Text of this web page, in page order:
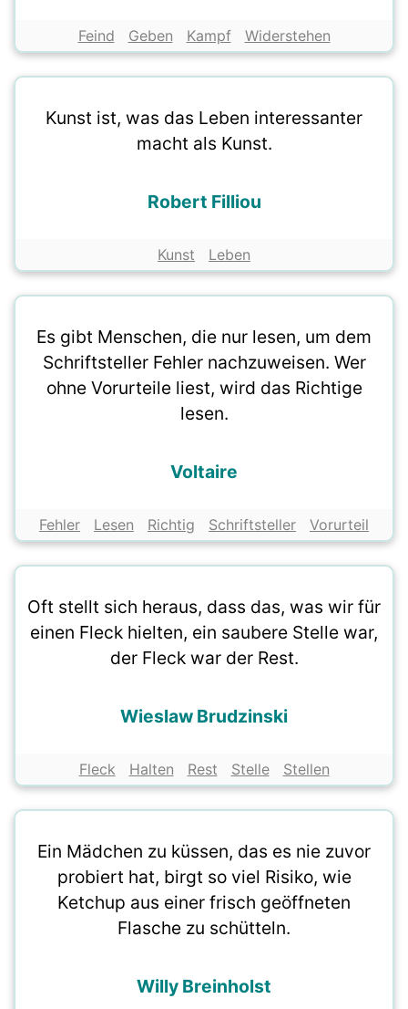
Feind Geben Kampf Widerstehen
Kunst ist, was das Leben interessanter
macht als Kunst.
Robert Filliou
Kunst Leben
Es gibt Menschen, die nur lesen, um dem
Schriftsteller Fehler nachzuweisen. Wer
ohne Vorurteile liest, wird das Richtige
lesen.
Voltaire
Fehler Lesen Richtig Schriftsteller Vorurteil
Oft stellt sich heraus, dass das, was wir für
einen Fleck hielten, ein saubere Stelle war,
der Fleck war der Rest.
Wieslaw Brudzinski
Fleck Halten Rest Stelle Stellen
Ein Mädchen zu küssen, das es nie zuvor
probiert hat, birgt so viel Risiko, wie
Ketchup aus einer frisch geöffneten
Flasche zu schütteln.
Willy Breinholst